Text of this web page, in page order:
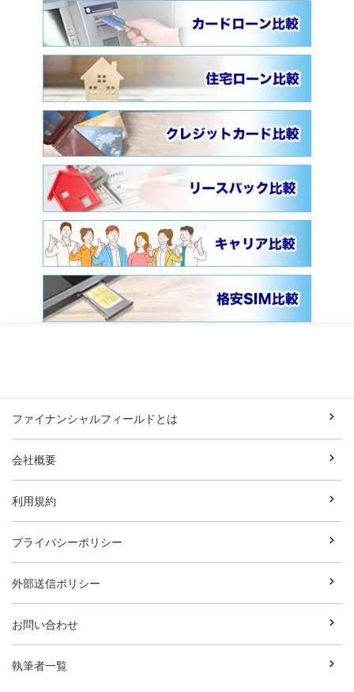
ファイナンシャルフィールドとは
会社概要
利用規約
プライバシーポリシー
外部送信ポリシー
お問い合わせ
執筆者一覧